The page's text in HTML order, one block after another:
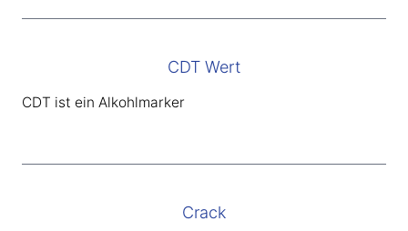
CDT Wert
CDT ist ein Alkohlmarker
Crack